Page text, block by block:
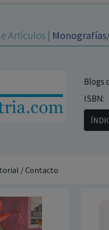
Artículos |
Blogs
ISBN:
/ Contacto